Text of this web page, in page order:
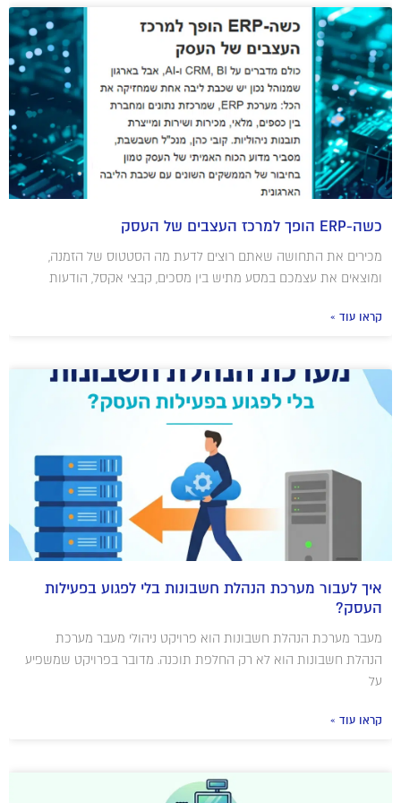
כשה-ERP הופך למרכז העצבים של העסק
מכירים את התחושה שאתם רוצים לדעת מה הסטטוס של הזמנה,
ומוצאים את עצמכם במסע מתיש בין מסכים, קבצי אקסל, הודעות
קראו עוד »
איך לעבור מערכת הנהלת חשבונות בלי לפגוע בפעילות
העסק?
מעבר מערכת הנהלת חשבונות הוא פרויקט ניהולי מעבר מערכת
הנהלת חשבונות הוא לא רק החלפת תוכנה. מדובר בפרויקט שמשפיע
על
קראו עוד »